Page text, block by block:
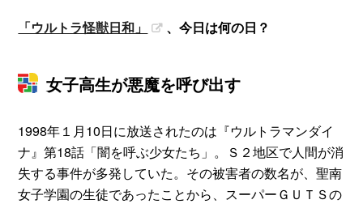
「ウルトラ怪獣日和」
、今日は何の日？
女子高生が悪魔を呼び出す
1998年１月10日に放送されたのは『ウルトラマンダイ
ナ』第18話「闇を呼ぶ少女たち」。Ｓ２地区で人間が消
失する事件が多発していた。その被害者の数名が、聖南
女子学園の生徒であったことから、スーパーＧＵＴＳの